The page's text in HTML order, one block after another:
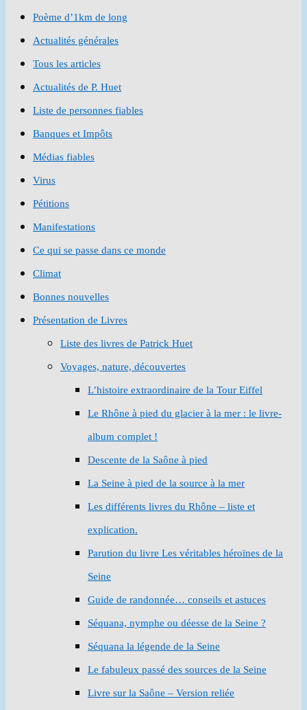
Poème d’1km de long
Actualités générales
Tous les articles
Actualités de P. Huet
Liste de personnes fiables
Banques et Impôts
Médias fiables
Virus
Pétitions
Manifestations
Ce qui se passe dans ce monde
Climat
Bonnes nouvelles
Présentation de Livres
Liste des livres de Patrick Huet
Voyages, nature, découvertes
L’histoire extraordinaire de la Tour Eiffel
Le Rhône à pied du glacier à la mer : le livre-
album complet !
Descente de la Saône à pied
La Seine à pied de la source à la mer
Les différents livres du Rhône – liste et
explication.
Parution du livre Les véritables héroïnes de la
Seine
Guide de randonnée… conseils et astuces
Séquana, nymphe ou déesse de la Seine ?
Séquana la légende de la Seine
Le fabuleux passé des sources de la Seine
Livre sur la Saône – Version reliée